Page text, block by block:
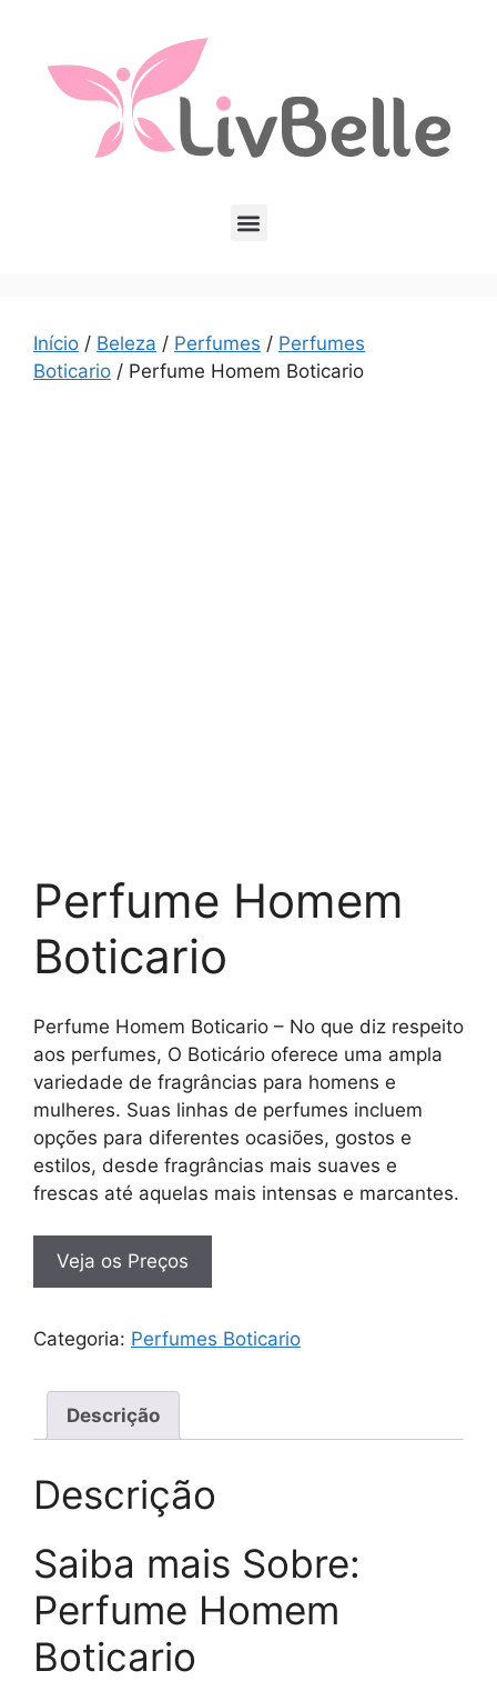
Início / Beleza / Perfumes / Perfumes
Boticario / Perfume Homem Boticario
Perfume Homem
Boticario
Perfume Homem Boticario – No que diz respeito
aos perfumes, O Boticário oferece uma ampla
variedade de fragrâncias para homens e
mulheres. Suas linhas de perfumes incluem
opções para diferentes ocasiões, gostos e
estilos, desde fragrâncias mais suaves e
frescas até aquelas mais intensas e marcantes.
Veja os Preços
Categoria: Perfumes Boticario
Descrição
Descrição
Saiba mais Sobre:
Perfume Homem
Boticario